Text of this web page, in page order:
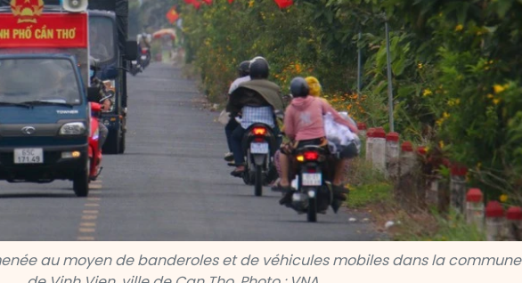
au moyen de banderoles et de véhicules mobiles dans la commune